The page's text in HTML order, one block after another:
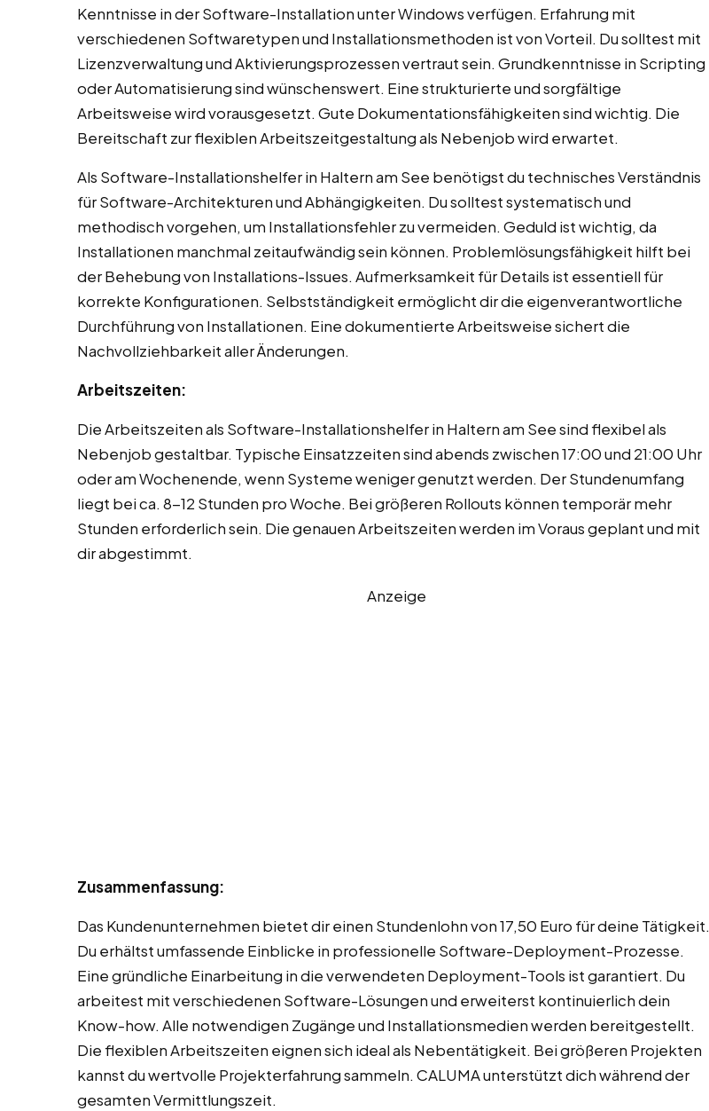
Kenntnisse in der Software-Installation unter Windows verfügen. Erfahrung mit
verschiedenen Softwaretypen und Installationsmethoden ist von Vorteil. Du solltest mit
Lizenzverwaltung und Aktivierungsprozessen vertraut sein. Grundkenntnisse in Scripting
oder Automatisierung sind wünschenswert. Eine strukturierte und sorgfältige
Arbeitsweise wird vorausgesetzt. Gute Dokumentationsfähigkeiten sind wichtig. Die
Bereitschaft zur flexiblen Arbeitszeitgestaltung als Nebenjob wird erwartet.
Als Software-Installationshelfer in Haltern am See benötigst du technisches Verständnis
für Software-Architekturen und Abhängigkeiten. Du solltest systematisch und
methodisch vorgehen, um Installationsfehler zu vermeiden. Geduld ist wichtig, da
Installationen manchmal zeitaufwändig sein können. Problemlösungsfähigkeit hilft bei
der Behebung von Installations-Issues. Aufmerksamkeit für Details ist essentiell für
korrekte Konfigurationen. Selbstständigkeit ermöglicht dir die eigenverantwortliche
Durchführung von Installationen. Eine dokumentierte Arbeitsweise sichert die
Nachvollziehbarkeit aller Änderungen.
Arbeitszeiten:
Die Arbeitszeiten als Software-Installationshelfer in Haltern am See sind flexibel als
Nebenjob gestaltbar. Typische Einsatzzeiten sind abends zwischen 17:00 und 21:00 Uhr
oder am Wochenende, wenn Systeme weniger genutzt werden. Der Stundenumfang
liegt bei ca. 8-12 Stunden pro Woche. Bei größeren Rollouts können temporär mehr
Stunden erforderlich sein. Die genauen Arbeitszeiten werden im Voraus geplant und mit
dir abgestimmt.
Anzeige
Zusammenfassung:
Das Kundenunternehmen bietet dir einen Stundenlohn von 17,50 Euro für deine Tätigkeit.
Du erhältst umfassende Einblicke in professionelle Software-Deployment-Prozesse.
Eine gründliche Einarbeitung in die verwendeten Deployment-Tools ist garantiert. Du
arbeitest mit verschiedenen Software-Lösungen und erweiterst kontinuierlich dein
Know-how. Alle notwendigen Zugänge und Installationsmedien werden bereitgestellt.
Die flexiblen Arbeitszeiten eignen sich ideal als Nebentätigkeit. Bei größeren Projekten
kannst du wertvolle Projekterfahrung sammeln. CALUMA unterstützt dich während der
gesamten Vermittlungszeit.